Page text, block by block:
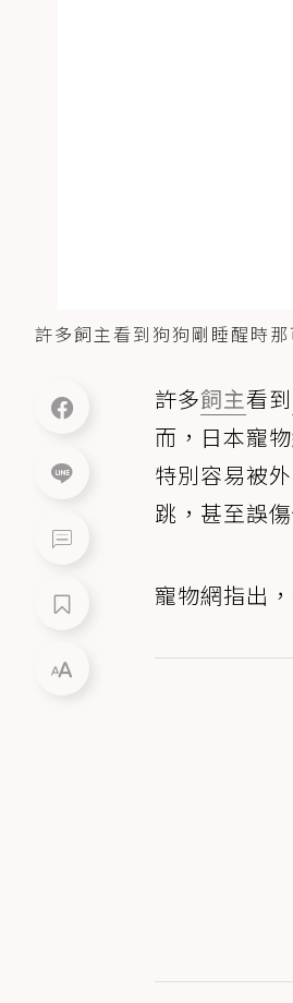
許多飼主看到狗狗剛睡醒時
許多飼主看到
而，日本寵
特別容易被
跳，甚至誤
寵物網指出